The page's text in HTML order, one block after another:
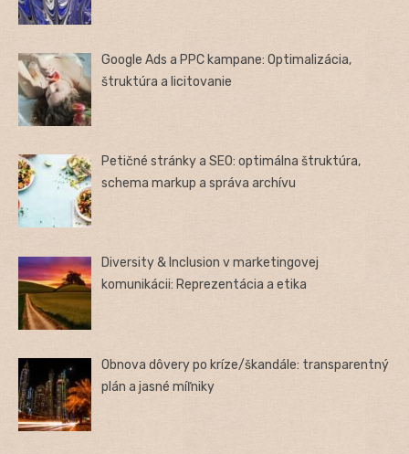
Google Ads a PPC kampane: Optimalizácia,
štruktúra a licitovanie
Petičné stránky a SEO: optimálna štruktúra,
schema markup a správa archívu
Diversity & Inclusion v marketingovej
komunikácii: Reprezentácia a etika
Obnova dôvery po kríze/škandále: transparentný
plán a jasné míľniky